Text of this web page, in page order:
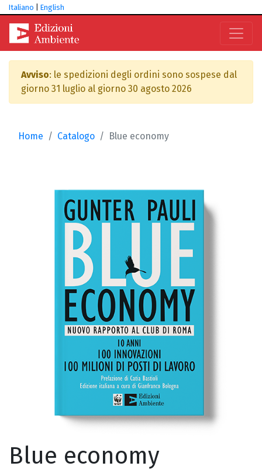
Italiano English
Avviso: le spedizioni degli ordini sono sospese dal
giorno 31 luglio al giorno 30 agosto 2026
Home Catalogo Blue economy
Blue economy